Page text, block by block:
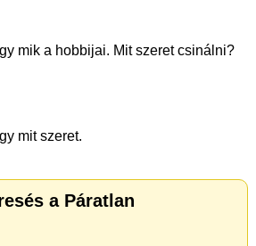
mik a hobbijai. Mit szeret csinálni?
mit szeret.
a Páratlan